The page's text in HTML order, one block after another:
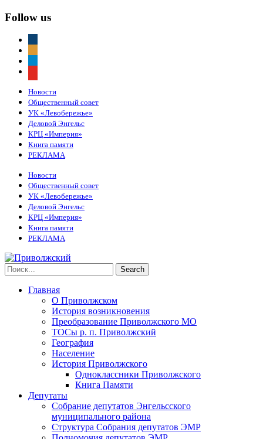
Follow us
Новости
Общественный совет
УК «Левобережье»
Деловой Энгельс
КРЦ «Империя»
Книга памяти
РЕКЛАМА
Новости
Общественный совет
УК «Левобережье»
Деловой Энгельс
КРЦ «Империя»
Книга памяти
РЕКЛАМА
Главная
О Приволжском
История возникновения
Преобразование Приволжского МО
ТОСы р. п. Приволжский
География
Население
История Приволжского
Одноклассники Приволжского
Книга Памяти
Депутаты
Собрание депутатов Энгельсского
муниципального района
Структура Собрания депутатов ЭМР